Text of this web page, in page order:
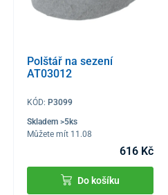
Polštář na sezení
AT03012
KÓD: P3099
Skladem >5ks
Můžete mít 11.08
616 Kč
Do košíku